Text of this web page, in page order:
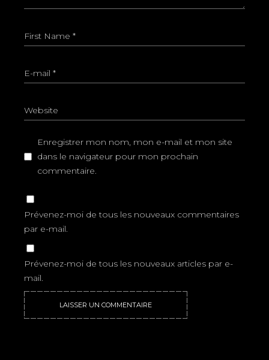
Enregistrer mon nom, mon e-mail et mon site
dans le navigateur pour mon prochain
commentaire.
Prévenez-moi de tous les nouveaux commentaires
par e-mail.
Prévenez-moi de tous les nouveaux articles par e-
mail.
LAISSER UN COMMENTAIRE